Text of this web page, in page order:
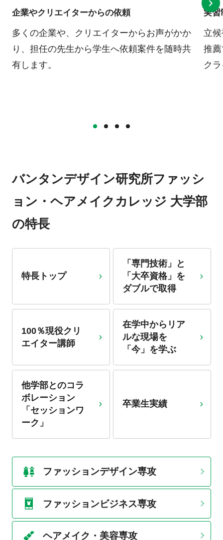
企業やクリエイターからの依頼
多くの企業や、クリエイターからお声がかか
り、担任の先生から学生へ依頼案件を随時共
有します。
実習
立
推
ク
バンタンデザイン研究所ファッシ
ョン・ヘアメイクカレッジ 大学部
の特長
特長トップ
「専門技術」と
「大卒資格」を
ダブルで取得
100％現役クリ
エイター講師
在学中からリア
ルな現場を
「今」を学ぶ
他学部とのコラ
ボレーション
「セッションワ
ーク」
卒業生実績
ファッションデザイン専攻
ファッションビジネス専攻
ヘアメイク・美容専攻